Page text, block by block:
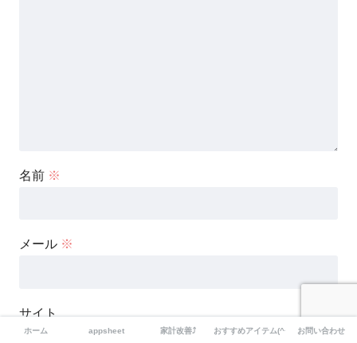
名前 ※
メール ※
サイト
ホーム appsheet 家計改善⤴ おすすめアイテム(^^) お問い合わせ